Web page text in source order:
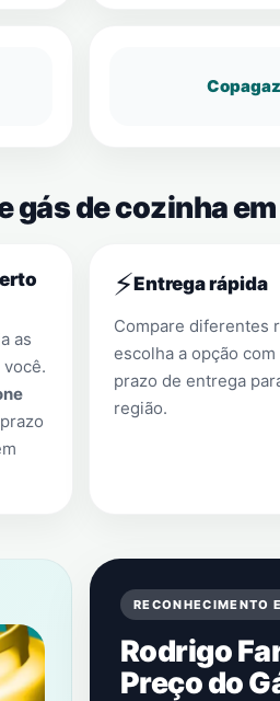
Copagaz
gás de cozinha
as
⚡Entrega rápida
Compare diferentes
escolha a opção
prazo de entrega
região.
RECONHECIMENTO
Rodrigo
Preço do